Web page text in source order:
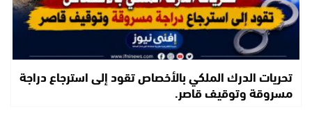
تحريات الدرك الملكي بالأخصاص تقود إلى استرجاع دراجة
مسروقة وتوقيف قاصر.